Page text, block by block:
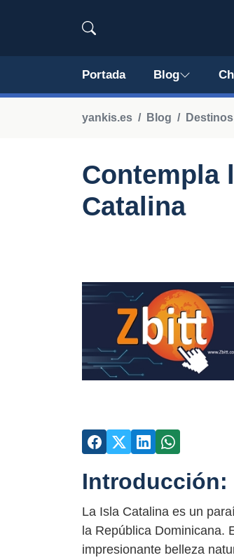
Portada Blog
yankis.es Blog
Contempla
Catalina
Introducción:
La Isla Catalina es un
la República Dominicana.
impresionante belleza